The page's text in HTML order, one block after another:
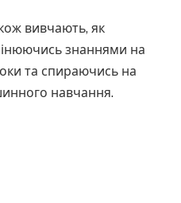
вивчають, як
знаннями на
та спираючись на
навчання.